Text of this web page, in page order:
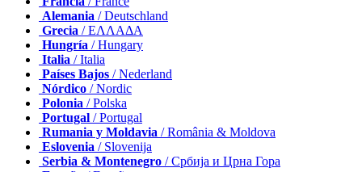
Alemania / Deutschland
Grecia / ΕΛΛΑΔΑ
Hungría / Hungary
Italia / Italia
Países Bajos / Nederland
Nórdico / Nordic
Polonia / Polska
Portugal / Portugal
Rumania y Moldavia / România & Moldova
Eslovenia / Slovenija
Serbia & Montenegro / Србија и Црна Гора